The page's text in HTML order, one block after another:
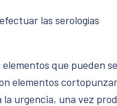
las serologías
que pueden
elementos
urgencia, una vez